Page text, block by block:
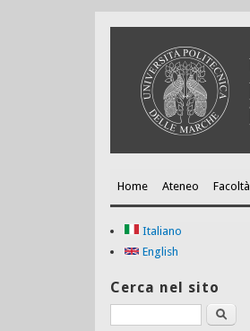
Home Ateneo Facoltà
Italiano
English
Cerca nel sito
Cerca